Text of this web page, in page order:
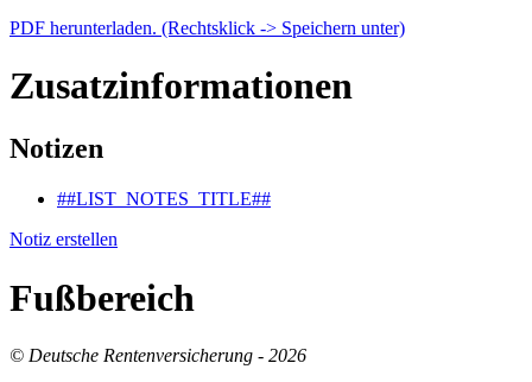
PDF herunterladen. (Rechtsklick -> Speichern unter)
Zusatzinformationen
Notizen
##LIST_NOTES_TITLE##
Notiz erstellen
Fußbereich
© Deutsche Rentenversicherung - 2026